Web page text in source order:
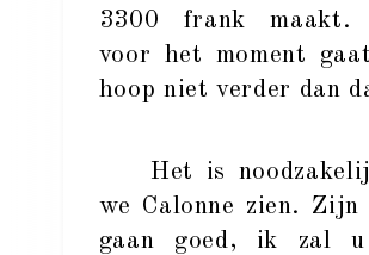
3300 frank maakt.
voor het moment
hoop niet verder dan
Het is
we Calonne zien. Zijn
gaan goed, ik zal